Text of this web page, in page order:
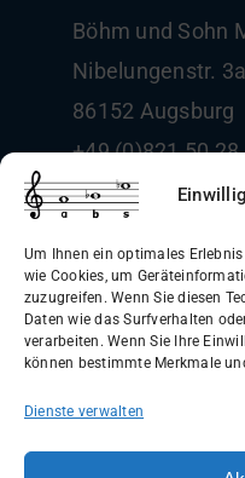
Um Ihnen ein optimales
wie Cookies, um
zuzugreifen. Wenn Sie diesen
Daten wie das Surfverhalten
verarbeiten. Wenn Sie Ihre
können bestimmte Merkmale
Dienste verwalten
Böhm und Sohn
Nibelungenstr. 3a
86152 Augsburg
+49 (0)821 50 28
info@boehm-
Allgemeine